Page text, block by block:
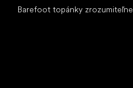
Barefoot topánky zrozumiteľne